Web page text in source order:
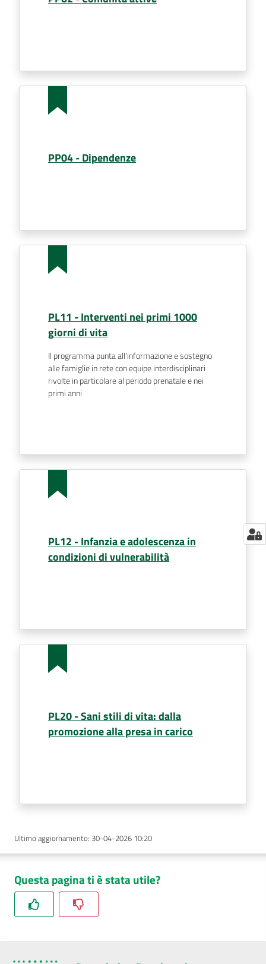
PP04 - Dipendenze
PL11 - Interventi nei primi 1000
giorni di vita
Il programma punta all’informazione e sostegno
alle famiglie in rete con equipe interdisciplinari
rivolte in particolare al periodo prenatale e nei
primi anni
PL12 - Infanzia e adolescenza in
condizioni di vulnerabilità
PL20 - Sani stili di vita: dalla
promozione alla presa in carico
Ultimo aggiornamento: 30-04-2026 10:20
Questa pagina ti è stata utile?